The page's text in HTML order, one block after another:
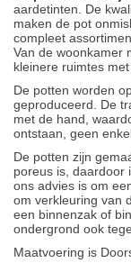
aardetinten. De
maken de pot
compleet
Van de woonkamer
kleinere ruimtes
De potten worden
geproduceerd. De
met de hand,
ontstaan, geen
De potten zijn
poreus is, daardoor
ons advies is om
om verkleuring van
een binnenzak of
ondergrond ook
Maatvoering is